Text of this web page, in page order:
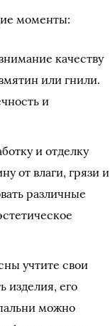
моменты:
качеству
или гнили.
и
и отделку
от влаги, грязи и
различные
учтите свои
изделия, его
можно